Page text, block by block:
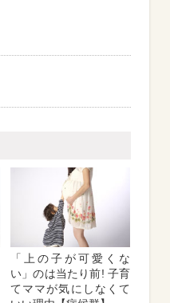
「上の子が可愛くな
い」のは当たり前! 子育
てママが気にしなくて